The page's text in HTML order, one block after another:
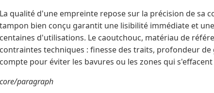
La qualité d'une empreinte repose sur la précision de sa
tampon bien conçu garantit une lisibilité immédiate et
centaines d'utilisations. Le caoutchouc, matériau de
contraintes techniques : finesse des traits, profondeur
compte pour éviter les bavures ou les zones qui
core/paragraph